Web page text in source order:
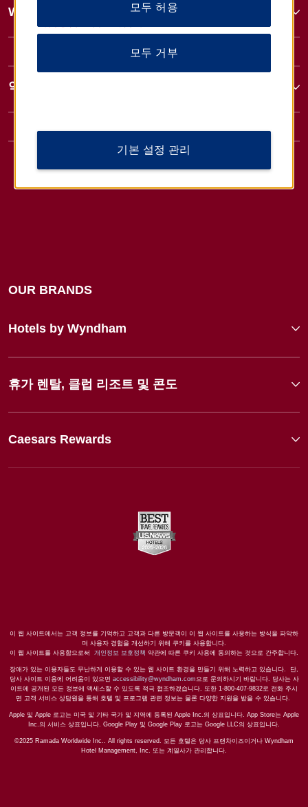
Wyndham 비즈니스
약관 및 정책
OUR BRANDS
Hotels by Wyndham
휴가 렌탈, 클럽 리조트 및 콘도
Caesars Rewards
이 웹 사이트에서는 고객 정보를 기억하고 고객과 다른 방문객이 이 웹 사이트를 사용하는 방식을 파악하
며 사용자 경험을 개선하기 위해 쿠키를 사용합니다.
이 웹 사이트를 사용함으로써 개인정보 보호정책 약관에 따른 쿠키 사용에 동의하는 것으로 간주합니다.
장애가 있는 이용자들도 무난하게 이용할 수 있는 웹 사이트 환경을 만들기 위해 노력하고 있습니다. 단,
당사 사이트 이용에 어려움이 있으면 accessibility@wyndham.com 으로 문의하시기 바랍니다. 당사는 사
이트에 공개된 모든 정보에 액세스할 수 있도록 적극 협조하겠습니다. 또한 1-800-407-9832로 전화 주시
면 고객 서비스 상담원을 통해 호텔 및 프로그램 관련 정보는 물론 다양한 지원을 받을 수 있습니다.
Apple 및 Apple 로고는 미국 및 기타 국가 및 지역에 등록된 Apple Inc.의 상표입니다. App Store는 Apple
Inc.의 서비스 상표입니다. Google Play 및 Google Play 로고는 Google LLC의 상표입니다.
©2025 Ramada Worldwide Inc.. All rights reserved. 모든 호텔은 당사 프랜차이즈이거나 Wyndham
Hotel Management, Inc. 또는 계열사가 관리합니다.
키만 허용할 수도 있습니다.자세한 내용은
모두 허용
모두 거부
기본 설정 관리